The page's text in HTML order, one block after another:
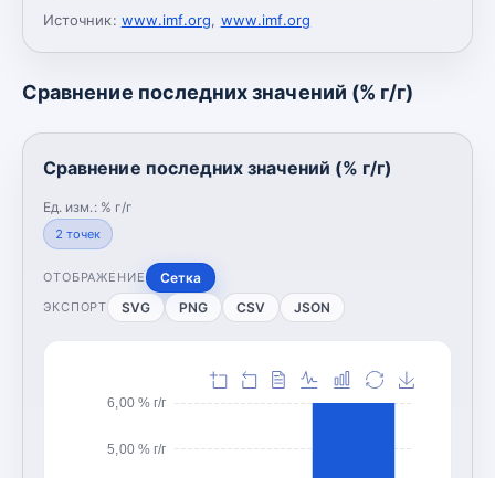
Источник: www.imf.org, www.imf.org
Сравнение последних значений (% г/г)
Сравнение последних значений (% г/г)
Ед. изм.: % г/г
2 точек
ОТОБРАЖЕНИЕ Сетка
ЭКСПОРТ SVG PNG CSV JSON
5,00 % г/г
6,00 % г/г